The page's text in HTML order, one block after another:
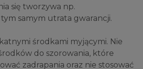
się tworzywa np.
samym utrata gwarancji.
środkami myjącymi. Nie
do szorowania, które
zadrapania oraz nie stosować